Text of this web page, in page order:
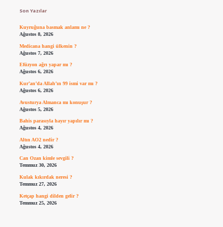
Son Yazılar
Kuyruğuna basmak anlamı ne ?
Ağustos 8, 2026
Medicana hangi ülkenin ?
Ağustos 7, 2026
Efüzyon ağrı yapar mı ?
Ağustos 6, 2026
Kur’an’da Allah’ın 99 ismi var mı ?
Ağustos 6, 2026
Avusturya Almanca mı konuşur ?
Ağustos 5, 2026
Bahis parasıyla hayır yapılır mı ?
Ağustos 4, 2026
Altın AO2 nedir ?
Ağustos 4, 2026
Can Ozan kimle sevgili ?
Temmuz 30, 2026
Kulak kıkırdak neresi ?
Temmuz 27, 2026
Ketçap hangi dilden gelir ?
Temmuz 25, 2026